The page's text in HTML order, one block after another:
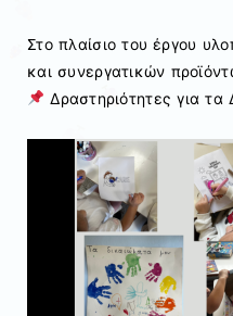
Στο πλαίσιο του έργου
και συνεργατικών
Δραστηριότητες για τα